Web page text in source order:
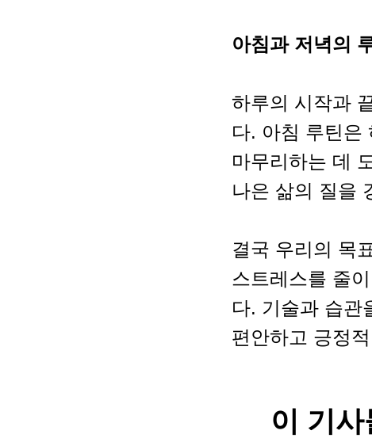
아침과 저녁의
하루의 시작과
다. 아침 루틴은
마무리하는 데
나은 삶의 질을
결국 우리의 목
스트레스를 줄
다. 기술과 습관
편안하고 긍정
이 기